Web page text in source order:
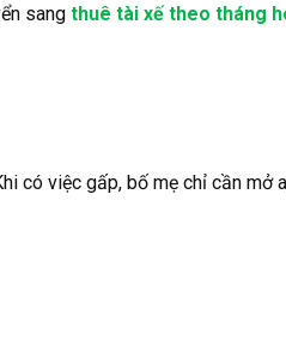
sang thuê tài xế theo tháng
có việc gấp, bố mẹ chỉ cần mở